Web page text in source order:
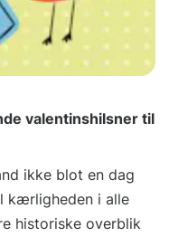
valentinshilsner til
ikke blot en dag
kærligheden i alle
historiske overblik